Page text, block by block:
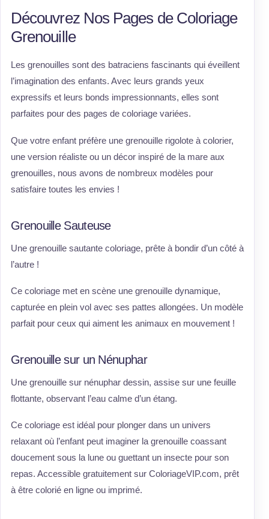
Découvrez Nos Pages de Coloriage
Grenouille
Les grenouilles sont des batraciens fascinants qui éveillent
l’imagination des enfants. Avec leurs grands yeux
expressifs et leurs bonds impressionnants, elles sont
parfaites pour des pages de coloriage variées.
Que votre enfant préfère une grenouille rigolote à colorier,
une version réaliste ou un décor inspiré de la mare aux
grenouilles, nous avons de nombreux modèles pour
satisfaire toutes les envies !
Grenouille Sauteuse
Une grenouille sautante coloriage, prête à bondir d’un côté à
l’autre !
Ce coloriage met en scène une grenouille dynamique,
capturée en plein vol avec ses pattes allongées. Un modèle
parfait pour ceux qui aiment les animaux en mouvement !
Grenouille sur un Nénuphar
Une grenouille sur nénuphar dessin, assise sur une feuille
flottante, observant l’eau calme d’un étang.
Ce coloriage est idéal pour plonger dans un univers
relaxant où l’enfant peut imaginer la grenouille coassant
doucement sous la lune ou guettant un insecte pour son
repas. Accessible gratuitement sur ColoriageVIP.com, prêt
à être colorié en ligne ou imprimé.